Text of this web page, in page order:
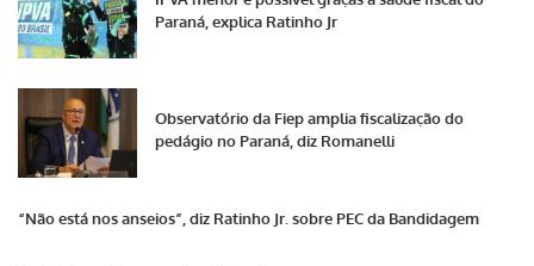
Paraná, explica Ratinho Jr
Observatório da Fiep amplia fiscalização do
pedágio no Paraná, diz Romanelli
“Não está nos anseios”, diz Ratinho Jr. sobre PEC da Bandidagem